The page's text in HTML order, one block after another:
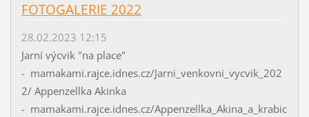
FOTOGALERIE 2022
28.02.2023 12:15
Jarní výcvik "na place"
- mamakami.rajce.idnes.cz/Jarni_venkovni_vycvik_202
2/ Appenzellka Akinka
- mamakami.rajce.idnes.cz/Appenzellka_Akina_a_krabic